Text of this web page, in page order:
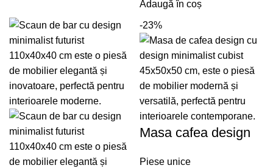
Adaugă în coș
-23%
Masa cafea design
Piese unice